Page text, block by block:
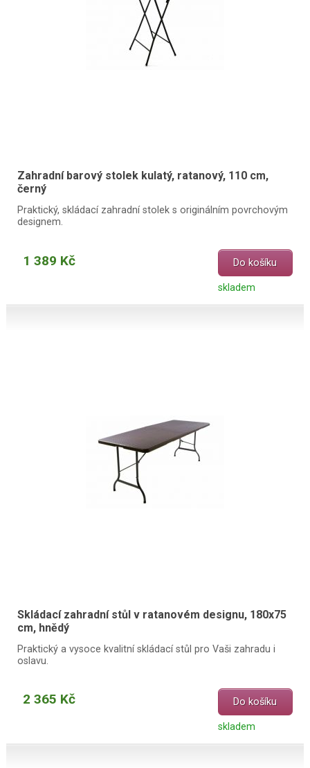
Zahradní barový stolek kulatý, ratanový, 110 cm,
černý
Praktický, skládací zahradní stolek s originálním povrchovým
designem.
1 389 Kč Do košíku
skladem
Skládací zahradní stůl v ratanovém designu, 180x75
cm, hnědý
Praktický a vysoce kvalitní skládací stůl pro Vaši zahradu i
oslavu.
2 365 Kč Do košíku
skladem